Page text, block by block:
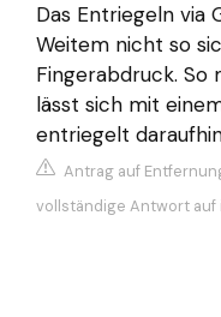
Das Entriegeln via
Weitem nicht so
Fingerabdruck. So
lässt sich mit
entriegelt
Antrag auf
vollständige Antwort auf